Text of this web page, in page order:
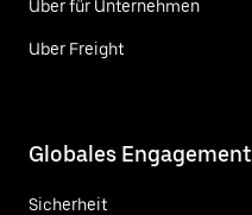
Uber für Unternehmen
Uber Freight
Globales Engagement
Sicherheit